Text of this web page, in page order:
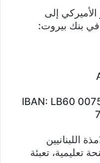
الأميركي إلى
IBAN: LB60
اللبنانيين
تعليمية، تعبئة